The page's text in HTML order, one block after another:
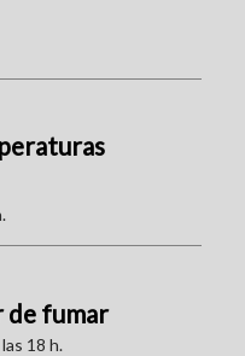
de fumar
18 h.